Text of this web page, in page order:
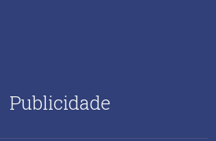
Publicidade